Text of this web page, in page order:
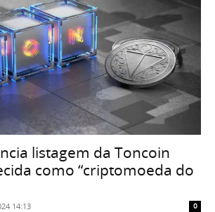
listagem da Toncoin
como “criptomoeda do
14:13 0